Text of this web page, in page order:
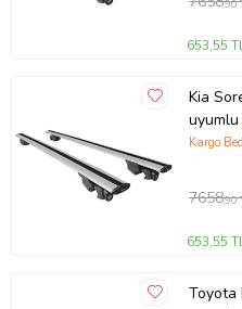
,90
653,55
Kia
Ara
Kargo
7658,90
653,55
Toyota